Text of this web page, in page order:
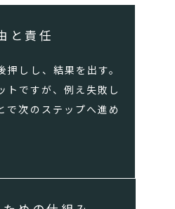
と責任
押しし、結果を出す。
トですが、例え失敗し
で次のステップへ進め